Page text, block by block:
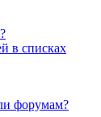
в списках
форумам?